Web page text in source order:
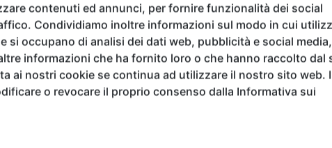
visitatori possonoimmergersi nella Realtà Virtuale,
contenuti ed annunci, per fornire funzionalità dei social
Condividiamo inoltre informazioni sul modo in cui
si occupano di analisi dei dati web, pubblicità e social
informazioni che ha fornito loro o che hanno raccolto dal
ai nostri cookie se continua ad utilizzare il nostro sito web.
o revocare il proprio consenso dalla Informativa sui